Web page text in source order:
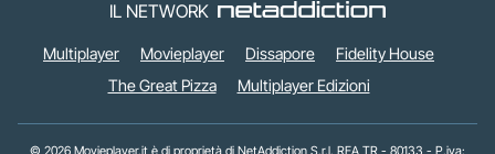
IL NETWORK
Multiplayer Movieplayer Dissapore
Fidelity House
The Great Pizza
Multiplayer Edizioni